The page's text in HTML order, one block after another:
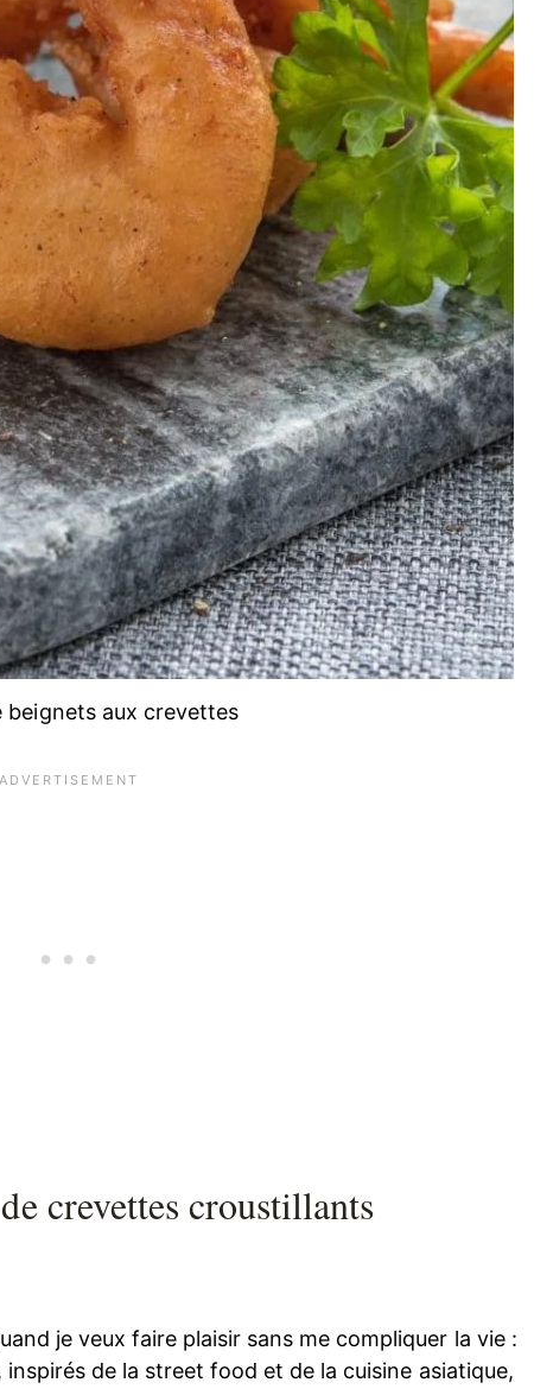
beignets aux crevettes
crevettes croustillants
je veux faire plaisir sans me compliquer la vie :
de la street food et de la cuisine asiatique,